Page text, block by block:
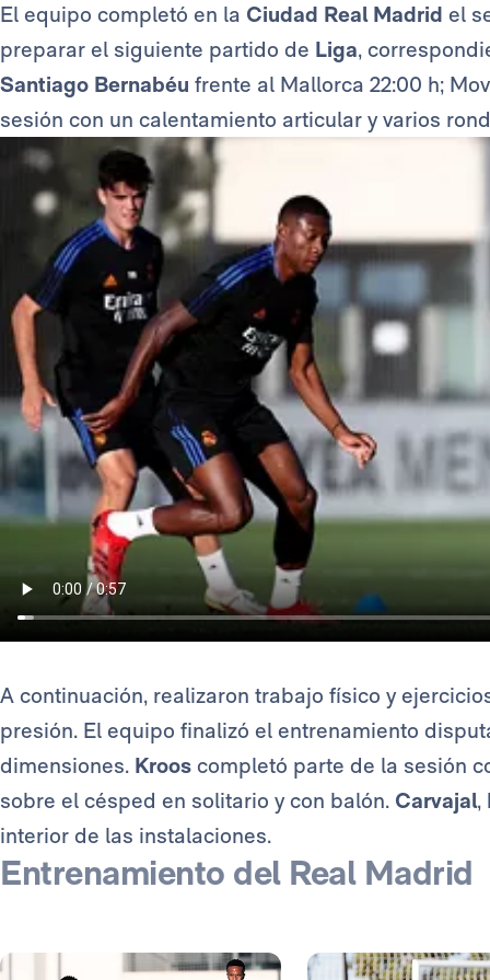
El equipo completó en la Ciudad Real Madrid el
preparar el siguiente partido de Liga,
Santiago Bernabéu frente al Mallorca 22:00 h;
sesión con un calentamiento articular y varios
A continuación, realizaron trabajo físico y
presión. El equipo finalizó el entrenamiento
dimensiones. Kroos completó parte de la sesión
sobre el césped en solitario y con balón. Carvajal,
interior de las instalaciones.
Entrenamiento del Real Madrid